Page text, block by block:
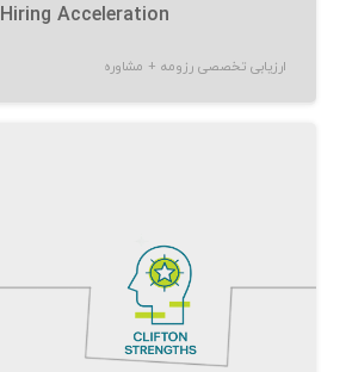
Hiring Acceleration
ارزیابی تخصصی رزومه + مشاوره